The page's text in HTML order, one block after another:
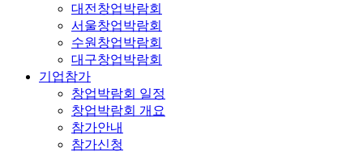
대전창업박람회
서울창업박람회
수원창업박람회
대구창업박람회
기업참가
창업박람회 일정
창업박람회 개요
참가안내
참가신청